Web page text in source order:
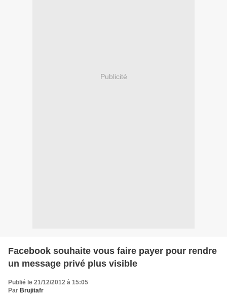
Publicité
Facebook souhaite vous faire payer pour rendre
un message privé plus visible
Publié le 21/12/2012 à 15:05
Par Brujitafr